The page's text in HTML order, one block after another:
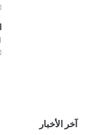
آخر الأخبار